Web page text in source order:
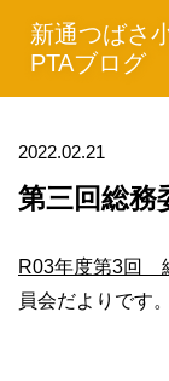
新通つばさ
PTAブログ
2022.02.21
第三回総務
R03年度第3回
員会だよりです